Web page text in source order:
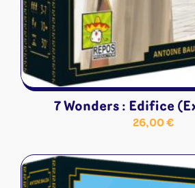
7 Wonders : Edifice
26,00€